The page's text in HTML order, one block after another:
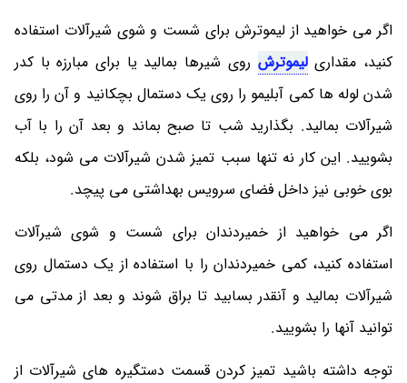
اگر می خواهید از لیموترش برای شست و شوی شیرآلات استفاده
کنید، مقداریلیموترش روی شیرها بمالید یا برای مبارزه با کدر
شدن لوله ها کمی آبلیمو را روی یک دستمال بچکانید و آن را روی
شیرآلات بمالید. بگذارید شب تا صبح بماند و بعد آن را با آب
بشویید. این کار نه تنها سبب تمیز شدن شیرآلات می شود، بلکه
بوی خوبی نیز داخل فضای سرویس بهداشتی می پیچد.
اگر می خواهید از خمیردندان برای شست و شوی شیرآلات
استفاده کنید، کمی خمیردندان را با استفاده از یک دستمال روی
شیرآلات بمالید و آنقدر بسابید تا براق شوند و بعد از مدتی می
توانید آنها را بشویید.
توجه داشته باشید تمیز کردن قسمت دستگیره های شیرآلات از